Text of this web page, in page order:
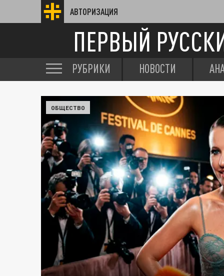
АВТОРИЗАЦИЯ
ПЕРВЫЙ
РУБРИКИ НОВОСТИ
ОБЩЕСТВО